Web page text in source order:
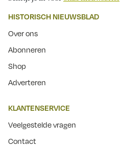
HISTORISCH NIEUWSBLAD
Over ons
Abonneren
Shop
Adverteren
KLANTENSERVICE
Veelgestelde vragen
Contact